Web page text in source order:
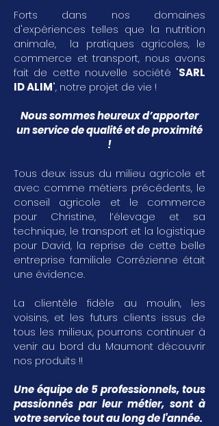
Forts dans nos domaines
d'expériences telles que la nutrition
animale, la pratiques agricoles, le
commerce et transport, nous avons
fait de cette nouvelle société "SARL
ID ALIM", notre projet de vie !
Nous sommes heureux d’apporter
un service de qualité et de proximité
!
Tous deux issus du milieu agricole et
avec comme métiers précédents, le
conseil agricole et le commerce
pour Christine, l’élevage et sa
technique, le transport et la logistique
pour David, la reprise de cette belle
entreprise familiale Corrézienne était
une évidence.
La clientèle fidèle au moulin, les
voisins, et les futurs clients issus de
tous les milieux, pourrons continuer à
venir au bord du Maumont découvrir
nos produits !!
Une équipe de 5 professionnels, tous
passionnés par leur métier, sont à
votre service tout au long de l'année.